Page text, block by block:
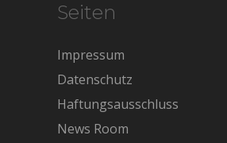
Seiten
Impressum
Datenschutz
Haftungsausschluss
News Room